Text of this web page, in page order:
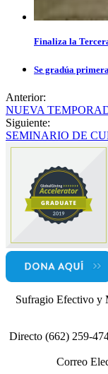
Finaliza la
Se gradúa
Anterior:
NUEVA
Siguiente:
SEMINARIO DE
Sufragio Efectivo y
Directo (662) 259-
Correo